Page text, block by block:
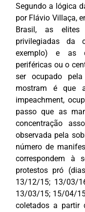
Segundo a lógica
por Flávio Villaça,
Brasil, as
privilegiadas da
exemplo) e as
periféricas ou o
ser ocupado
mostram é que
impeachment,
passo que as
concentração
observada pela
número de
correspondem à
protestos pró
13/12/15; 13/03/
13/03/15; 15/04/
coletados a partir